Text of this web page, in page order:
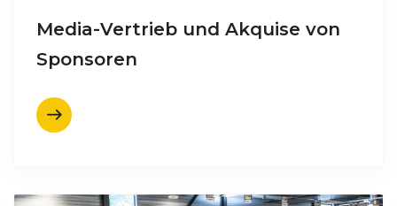
Media-Vertrieb und Akquise von
Sponsoren